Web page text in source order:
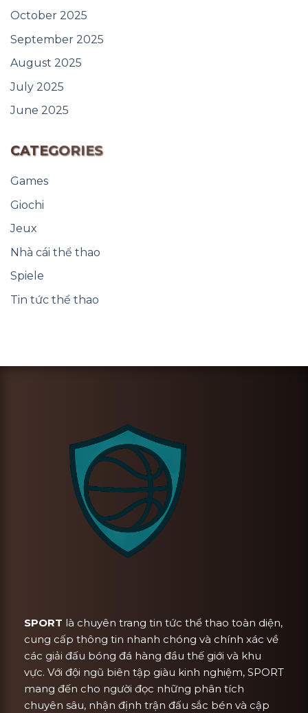
October 2025
September 2025
August 2025
July 2025
June 2025
CATEGORIES
Games
Giochi
Jeux
Nhà cái thể thao
Spiele
Tin tức thể thao
SPORT là chuyên trang tin tức thể thao toàn diện,
cung cấp thông tin nhanh chóng và chính xác về
các giải đấu bóng đá hàng đầu thế giới và khu
vực. Với đội ngũ biên tập giàu kinh nghiệm, SPORT
mang đến cho người đọc những phân tích
chuyên sâu, nhận định trận đấu sắc bén và cập